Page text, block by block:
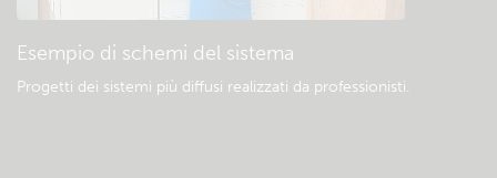
Esempio di schemi del sistema
Progetti dei sistemi più diffusi realizzati da professionisti.